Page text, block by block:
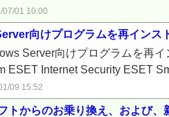
07/01 10:00
向けプログラムを再インス
Server向けプログラムを再
ESET Internet Security ESET
09 15:52
トからのお乗り換え、および